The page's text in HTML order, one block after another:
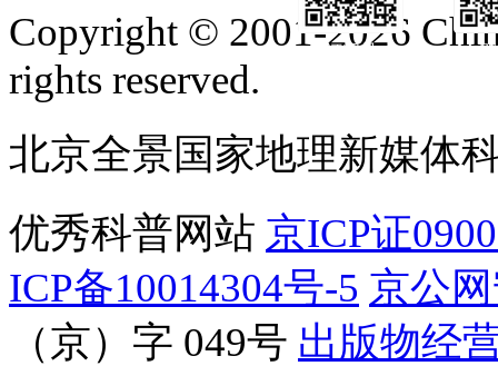
订阅号
Copyright © 2001-2026
rights reserved.
北京全景国家地理新媒体
优秀科普网站 京ICP证
ICP备10014304号-5 京公
（京）字 049号 出版物经